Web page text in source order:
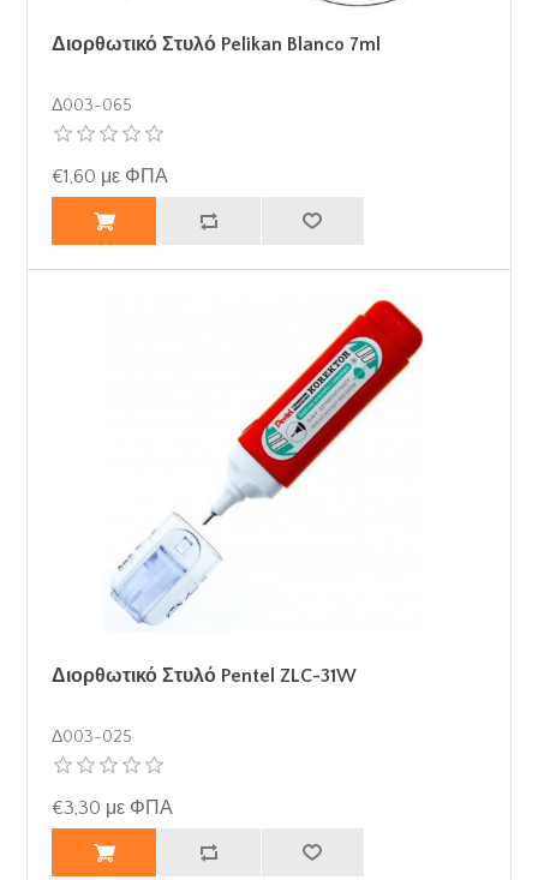
Διορθωτικό Στυλό Pelikan Blanco 7ml
Δ003-065
€1,60 με ΦΠΑ
Διορθωτικό Στυλό Pentel ZLC-31W
Δ003-025
€3,30 με ΦΠΑ